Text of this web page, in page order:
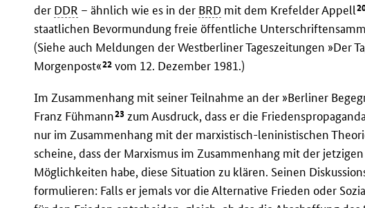
der DDR – ähnlich wie es in der BRD mit dem Krefelder Appell
staatlichen Bevormundung freie öffentliche
(Siehe auch Meldungen der Westberliner Tageszeitungen »Der
Morgenpost«22 vom 12. Dezember 1981.)
Im Zusammenhang mit seiner Teilnahme an der »Berliner
Franz Fühmann23 zum Ausdruck, dass er die
nur im Zusammenhang mit der marxistisch-leninistischen
scheine, dass der Marxismus im Zusammenhang mit der
Möglichkeiten habe, diese Situation zu klären. Seinen
formulieren: Falls er jemals vor die Alternative Frieden oder